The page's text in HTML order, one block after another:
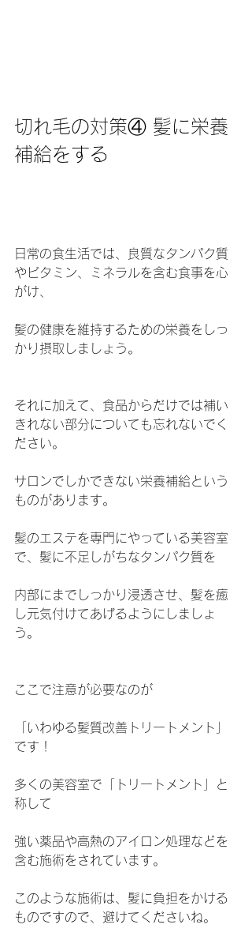
切れ毛の対策④ 髪に栄養
補給をする
日常の食生活では、良質なタンパク質
やビタミン、ミネラルを含む食事を心
がけ、
髪の健康を維持するための栄養をしっ
かり摂取しましょう。
それに加えて、食品からだけでは補い
きれない部分についても忘れないでく
ださい。
サロンでしかできない栄養補給という
ものがあります。
髪のエステを専門にやっている美容室
で、髪に不足しがちなタンパク質を
内部にまでしっかり浸透させ、髪を癒
し元気付けてあげるようにしましょ
う。
ここで注意が必要なのが
「いわゆる髪質改善トリートメント」
です！
多くの美容室で「トリートメント」と
称して
強い薬品や高熱のアイロン処理などを
含む施術をされています。
このような施術は、髪に負担をかける
ものですので、避けてくださいね。